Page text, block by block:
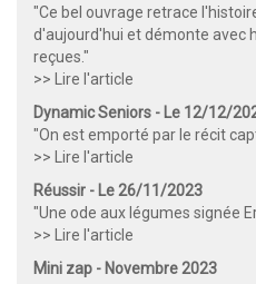
"Ce bel ouvrage retrace
d'aujourd'hui et démonte avec
reçues."
>> Lire l'article
Dynamic Seniors - Le 12/12/
"On est emporté par le récit
>> Lire l'article
Réussir - Le 26/11/2023
"Une ode aux légumes signée
>> Lire l'article
Mini zap - Novembre 2023